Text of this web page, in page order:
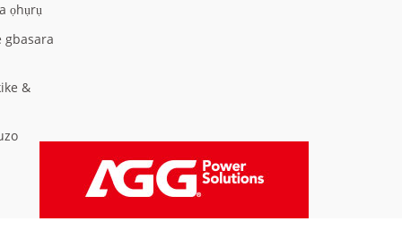
ọhụrụ
gbasara
&